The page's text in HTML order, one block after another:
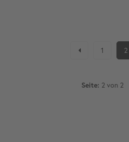
1 2
Seite: 2 von 2